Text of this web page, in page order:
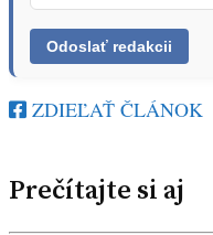
ZDIEĽAŤ ČLÁNOK
Prečítajte si aj